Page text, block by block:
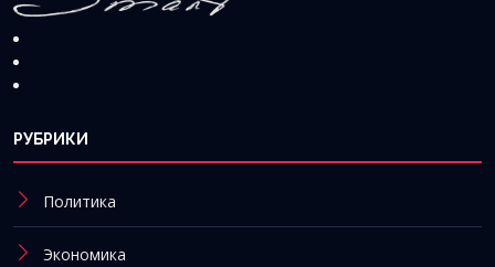
РУБРИКИ
Политика
Экономика